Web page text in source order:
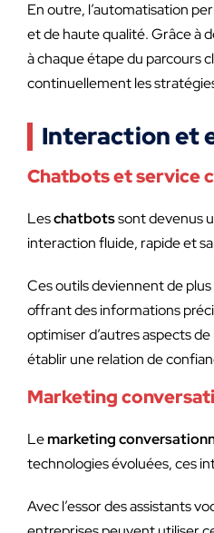
En outre, l’automatisation
et de haute qualité. Grâce à
à chaque étape du parcours
continuellement les
Interaction et
Chatbots et service
Leschatbotssont devenus
interaction fluide, rapide et
Ces outils deviennent de
offrant des informations
optimiser d’autres aspects
établir une relation de
Marketing
Lemarketing
technologies évoluées, ces
Avec l’essor des assistants